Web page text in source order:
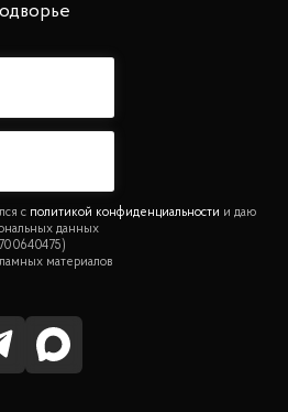
политикой конфиденциальности